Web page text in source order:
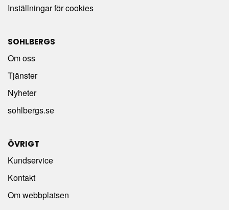
Inställningar för cookies
SOHLBERGS
Om oss
Tjänster
Nyheter
sohlbergs.se
ÖVRIGT
Kundservice
Kontakt
Om webbplatsen